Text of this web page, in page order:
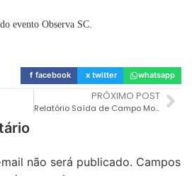
evento Observa SC.
f facebook x twitter whatsapp
PRÓXIMO POST
Relatório Saída de Campo Morro Reuter e Santa Maria do Herval – 08/07/2018
não será publicado. Campos